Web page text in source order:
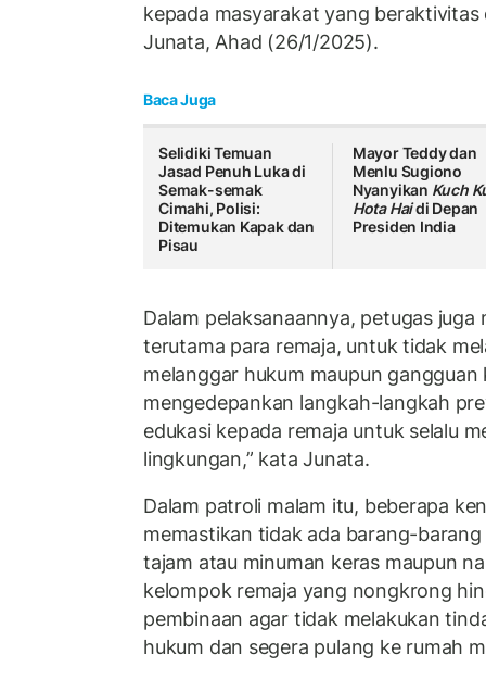
kepada masyarakat yang beraktivitas
Junata, Ahad (26/1/2025).
Baca Juga
Selidiki Temuan
Jasad Penuh Luka di
Semak-semak
Cimahi, Polisi:
Ditemukan Kapak dan
Pisau
Mayor Teddy dan
Menlu Sugiono
Nyanyikan Kuch
Hota Haidi Depan
Presiden India
Dalam pelaksanaannya, petugas
terutama para remaja, untuk tidak
melanggar hukum maupun gangguan
mengedepankan langkah-langkah
edukasi kepada remaja untuk selalu
lingkungan,” kata Junata.
Dalam patroli malam itu, beberapa
memastikan tidak ada barang-
tajam atau minuman keras maupun
kelompok remaja yang nongkrong
pembinaan agar tidak melakukan
hukum dan segera pulang ke rumah